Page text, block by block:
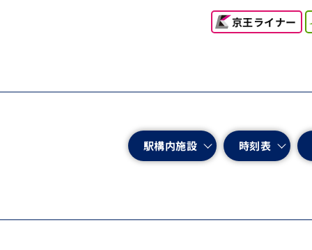
京王ライナー
駅構内施設 時刻表